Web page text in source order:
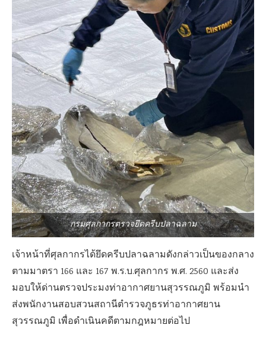
กรมศุลกากรตรวจยึดครีบปลาฉลาม
เจ้าหน้าที่ศุลกากรได้ยึดครีบปลาฉลามดังกล่าวเป็นของกลาง
ตามมาตรา 166 และ 167 พ.ร.บ.ศุลกากร พ.ศ. 2560 และส่ง
มอบให้ด่านตรวจประมงท่าอากาศยานสุวรรณภูมิ พร้อมนำ
ส่งพนักงานสอบสวนสถานีตำรวจภูธรท่าอากาศยาน
สุวรรณภูมิ เพื่อดำเนินคดีตามกฎหมายต่อไป